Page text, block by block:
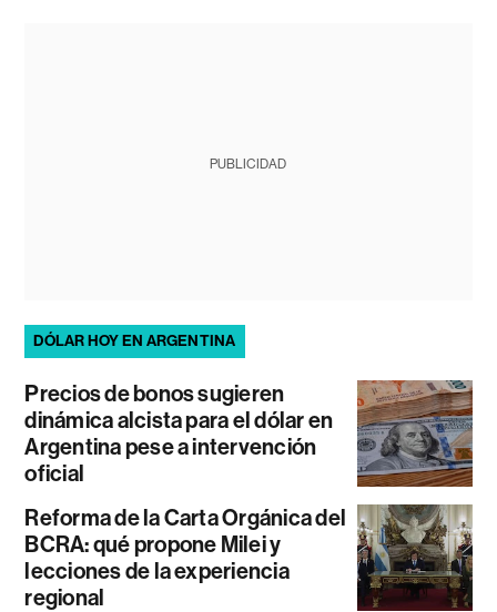
PUBLICIDAD
DÓLAR HOY EN ARGENTINA
Precios de bonos sugieren
dinámica alcista para el dólar en
Argentina pese a intervención
oficial
Reforma de la Carta Orgánica del
BCRA: qué propone Milei y
lecciones de la experiencia
regional